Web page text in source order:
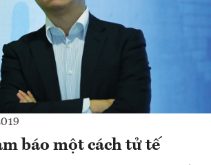
báo một cách tử tế